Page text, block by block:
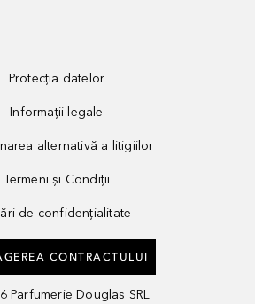
Protecția datelor
Informații legale
alternativă a litigiilor
Termeni și Condiții
de confidențialitate
CONTRACTULUI
Parfumerie Douglas SRL